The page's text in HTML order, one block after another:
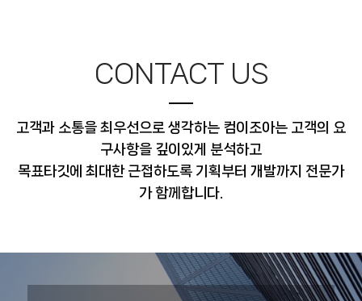
CONTACT US
고객과 소통을 최우선으로 생각하는 컴이조아는 고객의 요
구사항을 깊이있게 분석하고
목표타깃에 최대한 근접하도록 기획부터 개발까지 전문가
가 함께합니다.